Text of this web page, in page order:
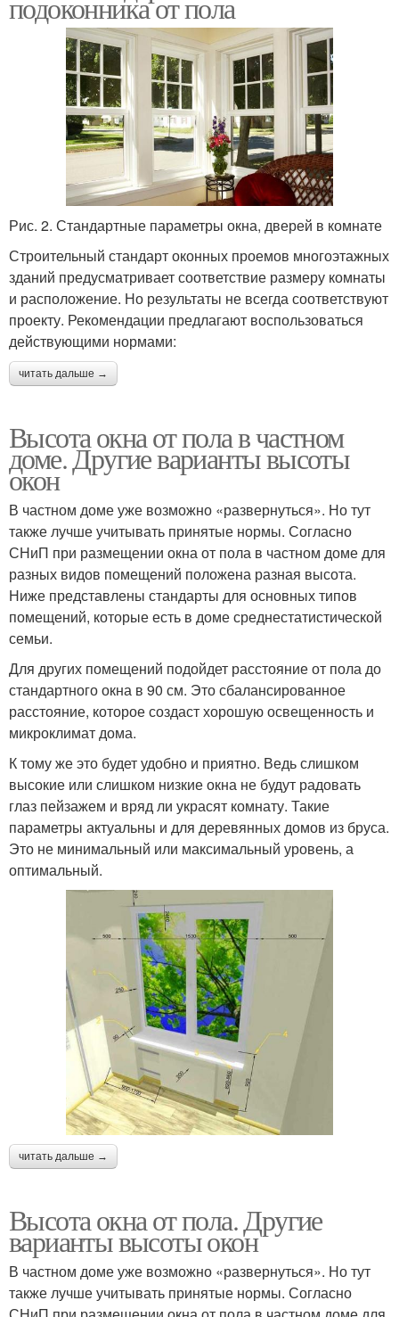
Рис. 2. Стандартные параметры окна, дверей в комнате
Строительный стандарт оконных проемов многоэтажных
зданий предусматривает соответствие размеру комнаты
и расположение. Но результаты не всегда соответствуют
проекту. Рекомендации предлагают воспользоваться
действующими нормами:
читать дальше →
Высота окна от пола в частном
доме. Другие варианты высоты
окон
В частном доме уже возможно «развернуться». Но тут
также лучше учитывать принятые нормы. Согласно
СНиП при размещении окна от пола в частном доме для
разных видов помещений положена разная высота.
Ниже представлены стандарты для основных типов
помещений, которые есть в доме среднестатистической
семьи.
Для других помещений подойдет расстояние от пола до
стандартного окна в 90 см. Это сбалансированное
расстояние, которое создаст хорошую освещенность и
микроклимат дома.
К тому же это будет удобно и приятно. Ведь слишком
высокие или слишком низкие окна не будут радовать
глаз пейзажем и вряд ли украсят комнату. Такие
параметры актуальны и для деревянных домов из бруса.
Это не минимальный или максимальный уровень, а
оптимальный.
читать дальше →
Высота окна от пола. Другие
варианты высоты окон
В частном доме уже возможно «развернуться». Но тут
также лучше учитывать принятые нормы. Согласно